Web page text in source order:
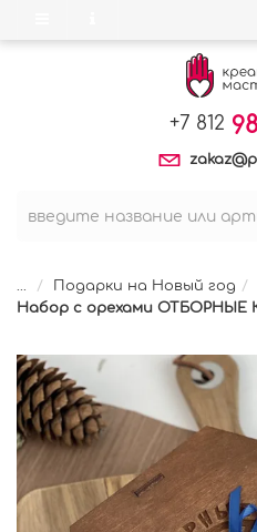
+7 812
...
Подарки на Новый год
Набор с орехами ОТБОРНЫЕ